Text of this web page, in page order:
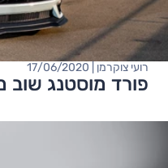
פורד מוסטנג שוב
רועי צוקרמן | 17/06/2020